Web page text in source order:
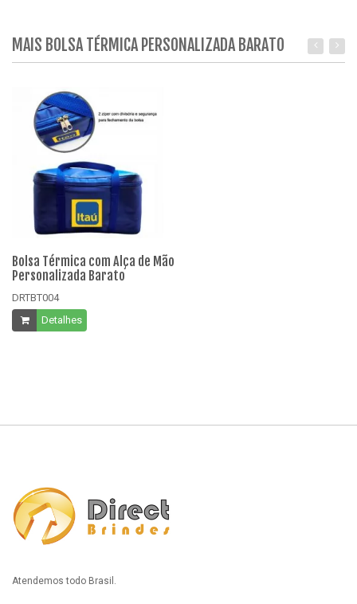
MAIS BOLSA TÉRMICA PERSONALIZADA BARATO
Bolsa Térmica com Alça de Mão
Personalizada Barato
DRTBT004
Detalhes
Atendemos todo Brasil.